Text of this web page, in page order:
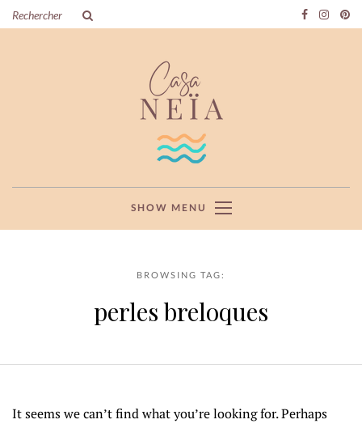
SHOW MENU
BROWSING TAG:
perles breloques
It seems we can’t find what you’re looking for. Perhaps